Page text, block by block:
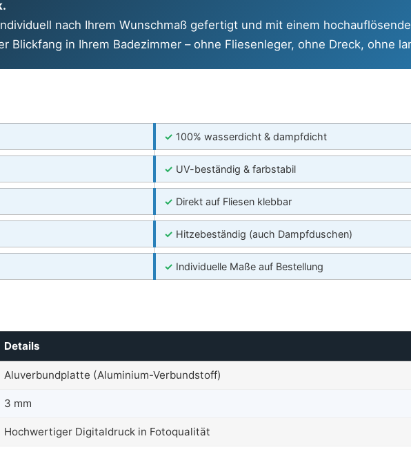
nach Ihrem Wunschmaß gefertigt und mit einem
Blickfang in Ihrem Badezimmer – ohne Fliesenleger, ohne Dreck, ohne
✓ 100% wasserdicht & dampfdicht
✓ UV-beständig & farbstabil
✓ Direkt auf Fliesen klebbar
✓ Hitzebeständig (auch Dampfduschen)
✓ Individuelle Maße auf Bestellung
Details
Aluverbundplatte (Aluminium-Verbundstoff)
3 mm
Hochwertiger Digitaldruck in Fotoqualität